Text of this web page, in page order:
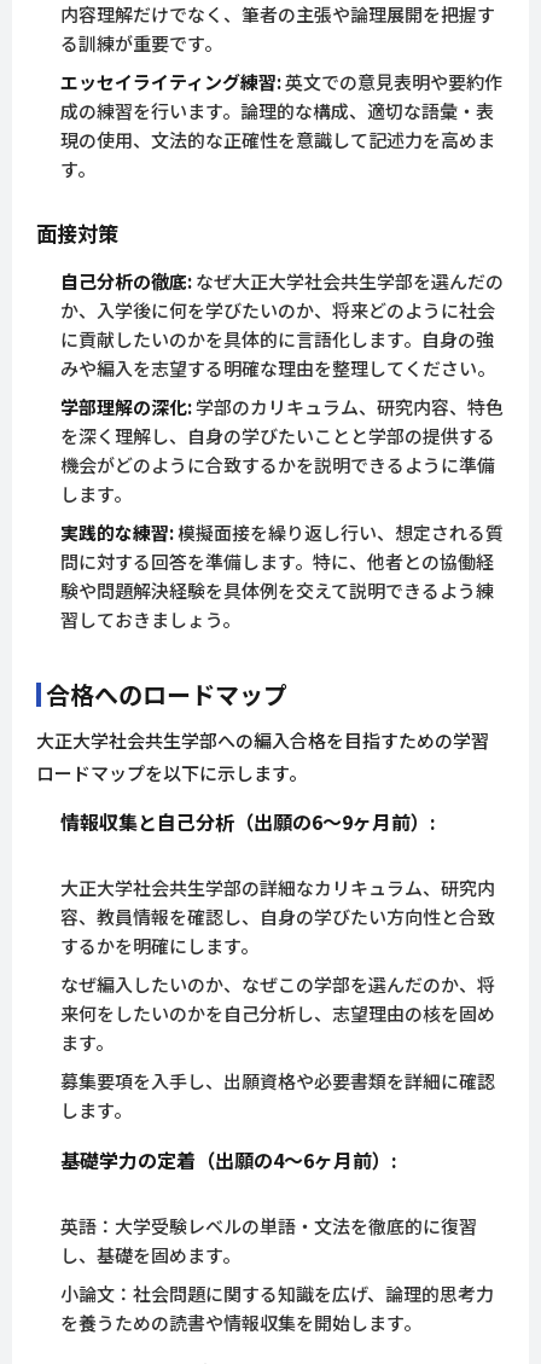
内容理解だけでなく、筆者の主張や論理展開を把握す
る訓練が重要です。
エッセイライティング練習:英文での意見表明や要約作
成の練習を行います。論理的な構成、適切な語彙・表
現の使用、文法的な正確性を意識して記述力を高めま
す。
面接対策
自己分析の徹底:なぜ大正大学社会共生学部を選んだの
か、入学後に何を学びたいのか、将来どのように社会
に貢献したいのかを具体的に言語化します。自身の強
みや編入を志望する明確な理由を整理してください。
学部理解の深化:学部のカリキュラム、研究内容、特色
を深く理解し、自身の学びたいことと学部の提供する
機会がどのように合致するかを説明できるように準備
します。
実践的な練習:模擬面接を繰り返し行い、想定される質
問に対する回答を準備します。特に、他者との協働経
験や問題解決経験を具体例を交えて説明できるよう練
習しておきましょう。
合格へのロードマップ
大正大学社会共生学部への編入合格を目指すための学習
ロードマップを以下に示します。
情報収集と自己分析（出願の6〜9ヶ月前）:
大正大学社会共生学部の詳細なカリキュラム、研究内
容、教員情報を確認し、自身の学びたい方向性と合致
するかを明確にします。
なぜ編入したいのか、なぜこの学部を選んだのか、将
来何をしたいのかを自己分析し、志望理由の核を固め
ます。
募集要項を入手し、出願資格や必要書類を詳細に確認
します。
基礎学力の定着（出願の4〜6ヶ月前）:
英語：大学受験レベルの単語・文法を徹底的に復習
し、基礎を固めます。
小論文：社会問題に関する知識を広げ、論理的思考力
を養うための読書や情報収集を開始します。